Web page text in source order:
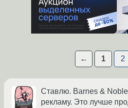
← 1 2
Ставлю. Barnes &
рекламу. Это лучше